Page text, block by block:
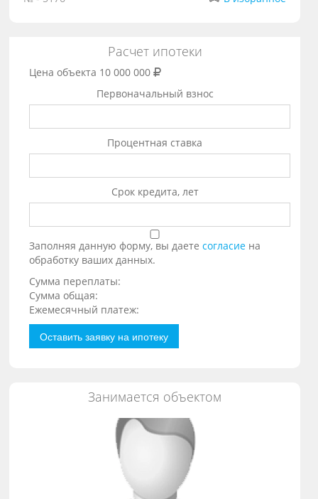
Расчет ипотеки
Цена объекта 10 000 000
Первоначальный взнос
Процентная ставка
Срок кредита, лет
Заполняя данную форму, вы даетесогласие на
обработку ваших данных.
Сумма переплаты:
Сумма общая:
Ежемесячный платеж:
Оставить заявку на ипотеку
Занимается объектом